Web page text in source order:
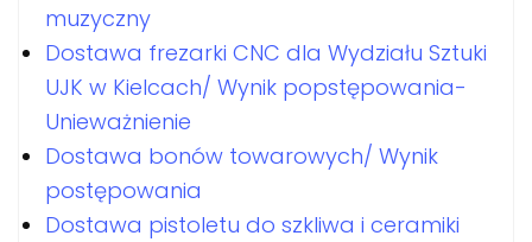
muzyczny
Dostawa frezarki CNC dla Wydziału Sztuki
UJK w Kielcach/ Wynik popstępowania-
Unieważnienie
Dostawa bonów towarowych/ Wynik
postępowania
Dostawa pistoletu do szkliwa i ceramiki